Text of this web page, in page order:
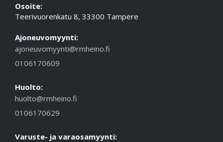
Osoite:
Teerivuorenkatu 8, 33300 Tampere
Ajoneuvomyynti:
ajoneuvomyynti@rmheino.fi
0106170609
Huolto:
huolto@rmheino.fi
0106170629
Varuste- ja varaosamyynti: